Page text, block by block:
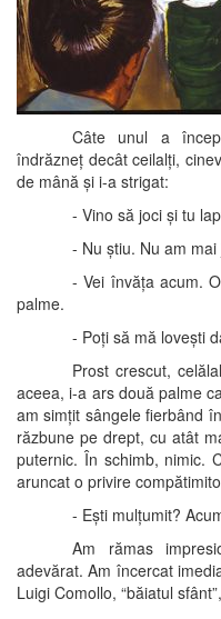
Câte unul a
îndrăzneț decât ceilalți,
de mână și i-a strigat:
- Vino să joci și tu
- Nu știu. Nu am
- Vei învăța acum.
palme.
- Poți să mă lovești
Prost crescut,
aceea, i-a ars două palme
am simțit sângele fierbând
răzbune pe drept, cu atât
puternic. În schimb, nimic.
aruncat o privire
- Ești mulțumit?
Am rămas
adevărat. Am încercat
Luigi Comollo, “băiatul